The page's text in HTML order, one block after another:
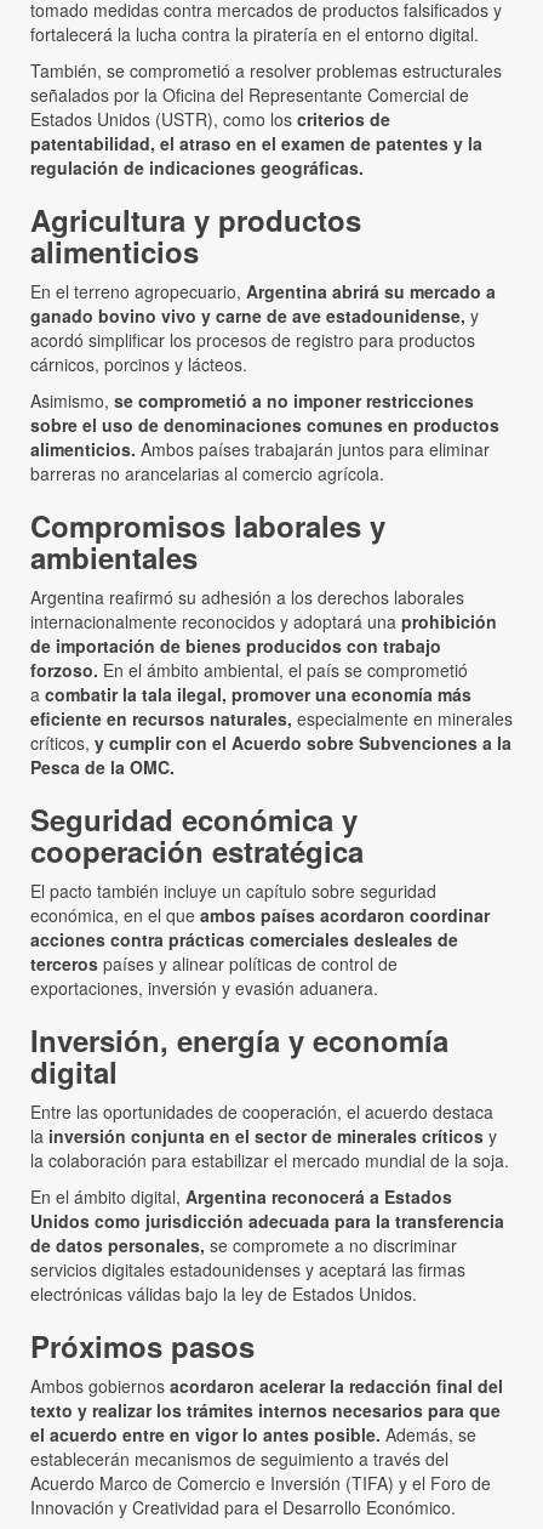
tomado medidas contra mercados de productos falsificados y
fortalecerá la lucha contra la piratería en el entorno digital.
También, se comprometió a resolver problemas estructurales
señalados por la Oficina del Representante Comercial de
Estados Unidos (USTR), como los criterios de
patentabilidad, el atraso en el examen de patentes y la
regulación de indicaciones geográficas.
Agricultura y productos
alimenticios
En el terreno agropecuario, Argentina abrirá su mercado a
ganado bovino vivo y carne de ave estadounidense, y
acordó simplificar los procesos de registro para productos
cárnicos, porcinos y lácteos.
Asimismo, se comprometió a no imponer restricciones
sobre el uso de denominaciones comunes en productos
alimenticios. Ambos países trabajarán juntos para eliminar
barreras no arancelarias al comercio agrícola.
Compromisos laborales y
ambientales
Argentina reafirmó su adhesión a los derechos laborales
internacionalmente reconocidos y adoptará una prohibición
de importación de bienes producidos con trabajo
forzoso. En el ámbito ambiental, el país se comprometió
a combatir la tala ilegal, promover una economía más
eficiente en recursos naturales, especialmente en minerales
críticos, y cumplir con el Acuerdo sobre Subvenciones a la
Pesca de la OMC.
Seguridad económica y
cooperación estratégica
El pacto también incluye un capítulo sobre seguridad
económica, en el que ambos países acordaron coordinar
acciones contra prácticas comerciales desleales de
terceros países y alinear políticas de control de
exportaciones, inversión y evasión aduanera.
Inversión, energía y economía
digital
Entre las oportunidades de cooperación, el acuerdo destaca
la inversión conjunta en el sector de minerales críticos y
la colaboración para estabilizar el mercado mundial de la soja.
En el ámbito digital, Argentina reconocerá a Estados
Unidos como jurisdicción adecuada para la transferencia
de datos personales, se compromete a no discriminar
servicios digitales estadounidenses y aceptará las firmas
electrónicas válidas bajo la ley de Estados Unidos.
Próximos pasos
Ambos gobiernos acordaron acelerar la redacción final del
texto y realizar los trámites internos necesarios para que
el acuerdo entre en vigor lo antes posible. Además, se
establecerán mecanismos de seguimiento a través del
Acuerdo Marco de Comercio e Inversión (TIFA) y el Foro de
Innovación y Creatividad para el Desarrollo Económico.